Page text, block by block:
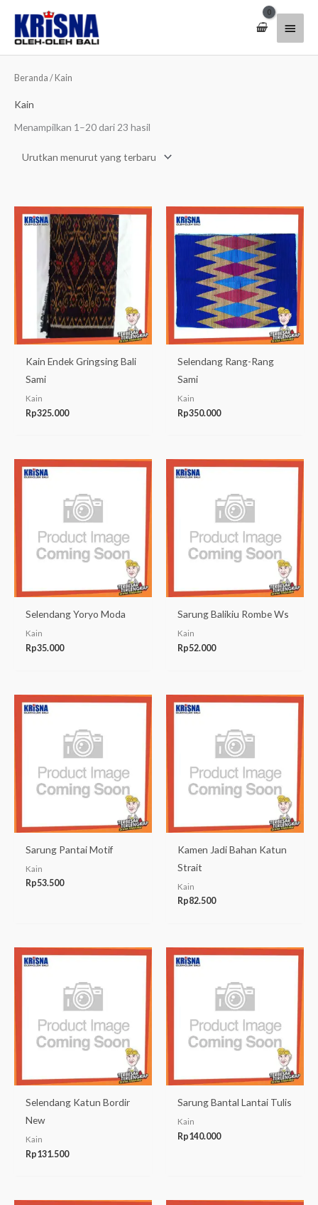
konten
Menu
Beranda / Kain
Kain
Menampilkan 1–20 dari 23 hasil
Kain Endek Gringsing Bali
Sami
Kain
Rp325.000
Selendang Rang-Rang
Sami
Kain
Rp350.000
Selendang Yoryo Moda
Kain
Rp35.000
Sarung Balikiu Rombe Ws
Kain
Rp52.000
Sarung Pantai Motif
Kain
Rp53.500
Kamen Jadi Bahan Katun
Strait
Kain
Rp82.500
Selendang Katun Bordir
New
Kain
Rp131.500
Sarung Bantal Lantai Tulis
Kain
Rp140.000